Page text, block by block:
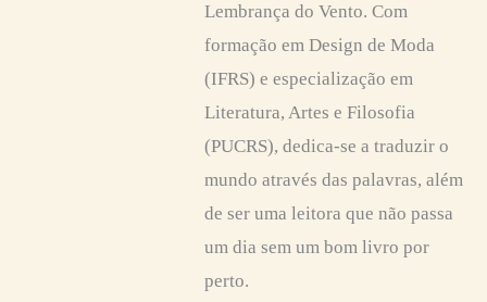
Lembrança do Vento. Com
formação em Design de Moda
(IFRS) e especialização em
Literatura, Artes e Filosofia
(PUCRS), dedica-se a traduzir o
mundo através das palavras, além
de ser uma leitora que não passa
um dia sem um bom livro por
perto.